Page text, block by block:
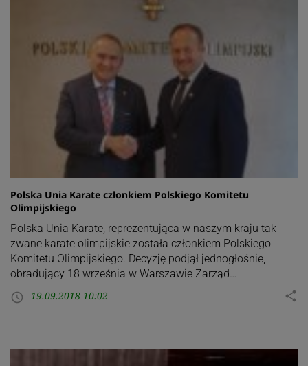
Polska Unia Karate członkiem Polskiego Komitetu
Olimpijskiego
Polska Unia Karate, reprezentująca w naszym kraju tak
zwane karate olimpijskie została członkiem Polskiego
Komitetu Olimpijskiego. Decyzję podjął jednogłośnie,
obradujący 18 września w Warszawie Zarząd…
access_time 19.09.2018 10:02 share